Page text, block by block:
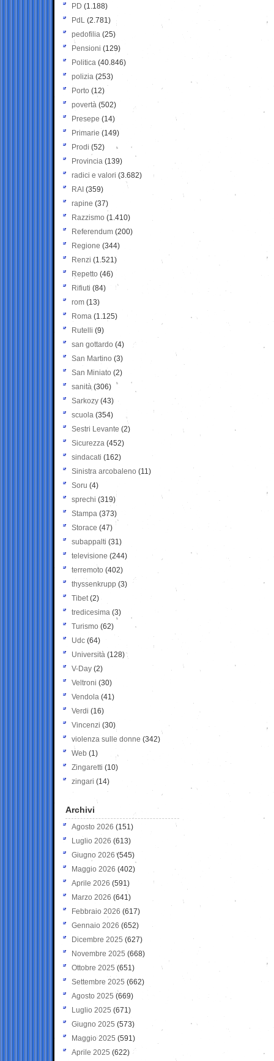
PD (1.188)
PdL (2.781)
pedofilia (25)
Pensioni (129)
Politica (40.846)
polizia (253)
Porto (12)
povertà (502)
Presepe (14)
Primarie (149)
Prodi (52)
Provincia (139)
radici e valori (3.682)
RAI (359)
rapine (37)
Razzismo (1.410)
Referendum (200)
Regione (344)
Renzi (1.521)
Repetto (46)
Rifiuti (84)
rom (13)
Roma (1.125)
Rutelli (9)
san gottardo (4)
San Martino (3)
San Miniato (2)
sanità (306)
Sarkozy (43)
scuola (354)
Sestri Levante (2)
Sicurezza (452)
sindacati (162)
Sinistra arcobaleno (11)
Soru (4)
sprechi (319)
Stampa (373)
Storace (47)
subappalti (31)
televisione(244)
terremoto (402)
thyssenkrupp (3)
Tibet(2)
tredicesima (3)
Turismo (62)
Udc (64)
Università (128)
V-Day (2)
Veltroni (30)
Vendola (41)
Verdi (16)
Vincenzi (30)
violenza sulle donne (342)
Web (1)
Zingaretti (10)
zingari (14)
Archivi
Agosto 2026 (151)
Luglio 2026 (613)
Giugno 2026 (545)
Maggio 2026 (402)
Aprile 2026 (591)
Marzo 2026 (641)
Febbraio 2026 (617)
Gennaio 2026 (652)
Dicembre 2025 (627)
Novembre 2025 (668)
Ottobre 2025 (651)
Settembre 2025 (662)
Agosto 2025 (669)
Luglio 2025 (671)
Giugno 2025 (573)
Maggio 2025 (591)
Aprile 2025 (622)